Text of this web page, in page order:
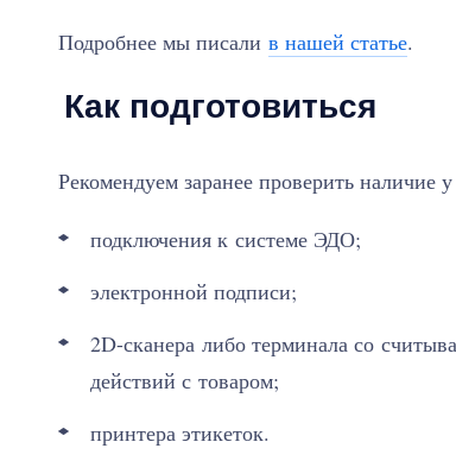
Подробнее мы писали в нашей статье.
Как подготовиться
Рекомендуем заранее проверить наличие
подключения к системе ЭДО;
электронной подписи;
2D-сканера либо терминала со
действий с товаром;
принтера этикеток.